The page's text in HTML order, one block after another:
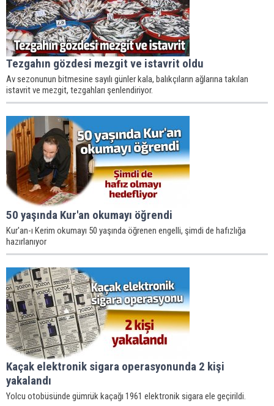
Tezgahın gözdesi mezgit ve istavrit oldu
Av sezonunun bitmesine sayılı günler kala, balıkçıların ağlarına takılan
istavrit ve mezgit, tezgahları şenlendiriyor.
50 yaşında Kur'an okumayı öğrendi
Kur'an-ı Kerim okumayı 50 yaşında öğrenen engelli, şimdi de hafızlığa
hazırlanıyor
Kaçak elektronik sigara operasyonunda 2 kişi
yakalandı
Yolcu otobüsünde gümrük kaçağı 1961 elektronik sigara ele geçirildi.